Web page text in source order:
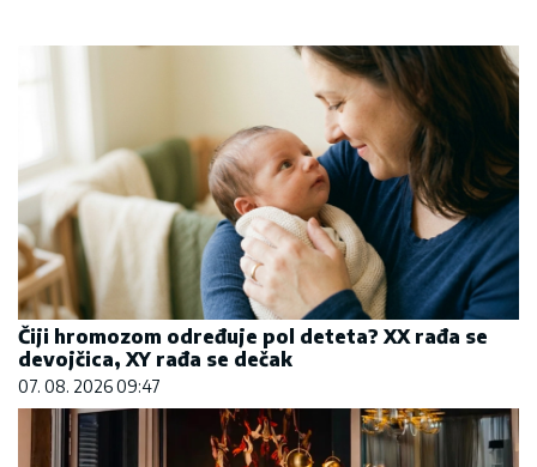
Čiji hromozom određuje pol deteta? XX rađa se
devojčica, XY rađa se dečak
07. 08. 2026 09:47